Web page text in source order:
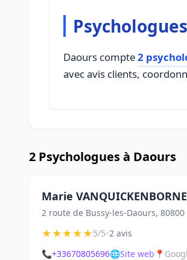
Daours compte2
avec avis clients,
2 Psychologues à Daours
Marie VANQUICKENBORNE
2 route de Bussy-les-Daours, 80800
★★★★★5/5•2 avis
📞+33670805696🌐Site web 📍